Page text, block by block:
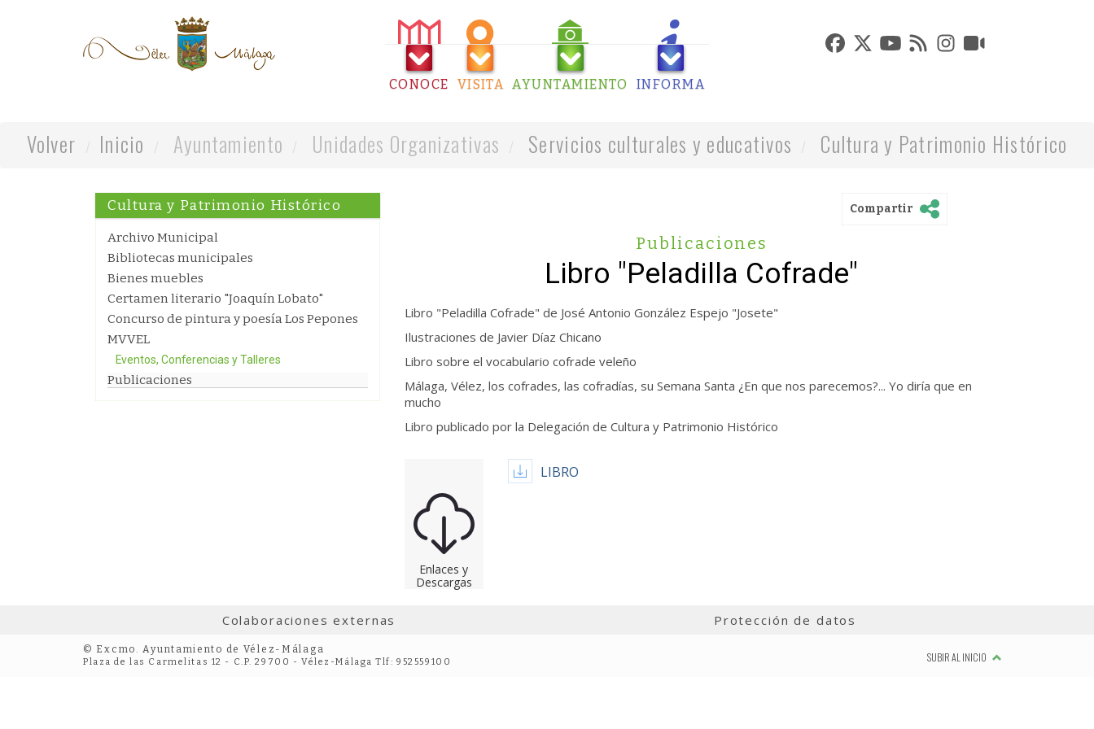
CONOCE VISITA AYUNTAMIENTO INFORMA
Volver Inicio Ayuntamiento Unidades Organizativas Servicios culturales y educativos Cultura y Patrimonio Histórico
Cultura y Patrimonio Histórico
Archivo Municipal
Bibliotecas municipales
Bienes muebles
Certamen literario "Joaquín Lobato"
Concurso de pintura y poesía Los Pepones
MVVEL
Eventos, Conferencias y Talleres
Publicaciones
Compartir
Publicaciones
Libro "Peladilla Cofrade"
Libro "Peladilla Cofrade" de José Antonio González Espejo "Josete"
Ilustraciones de Javier Díaz Chicano
Libro sobre el vocabulario cofrade veleño
Málaga, Vélez, los cofrades, las cofradías, su Semana Santa ¿En que nos parecemos?... Yo diría que en
mucho
Libro publicado por la Delegación de Cultura y Patrimonio Histórico
Enlaces y
Descargas
LIBRO
Colaboraciones externas Protección de datos
© Excmo. Ayuntamiento de Vélez-Málaga
Plaza de las Carmelitas 12 - C.P. 29700 - Vélez-Málaga Tlf: 952559100 SUBIR AL INICIO